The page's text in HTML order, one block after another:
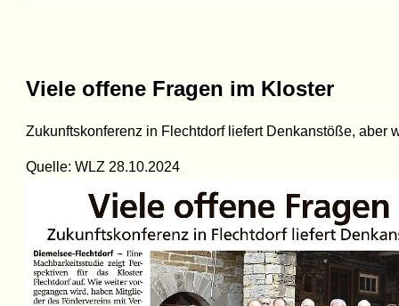
Viele offene Fragen im Kloster
Zukunftskonferenz in Flechtdorf liefert Denkanstöße, aber
Quelle: WLZ 28.10.2024